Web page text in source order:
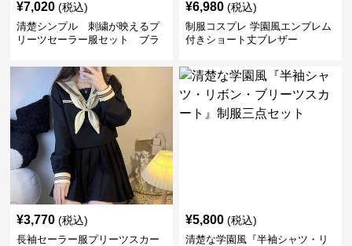
¥7,020 (税込)
清楚シンプル 刺繍が映えるプ
リーツセーラー服セット ブラ
¥6,980 (税込)
制服コスプレ 学園風エンブレム
付きショート丈ブレザー
¥3,770 (税込)
長袖セーラー服プリーツスカー
¥5,800 (税込)
清楚な学園風『半袖シャツ・リ